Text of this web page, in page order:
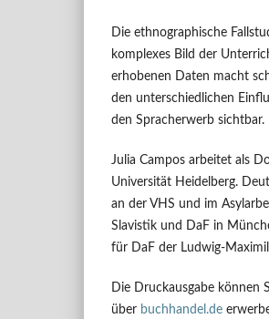
Die ethnographische
komplexes Bild der
erhobenen Daten macht
den unterschiedlichen
den Spracherwerb sichtbar.
Julia Campos arbeitet als
Universität Heidelberg.
an der VHS und im
Slavistik und DaF in
für DaF der Ludwig-
Die Druckausgabe können
über buchhandel.de